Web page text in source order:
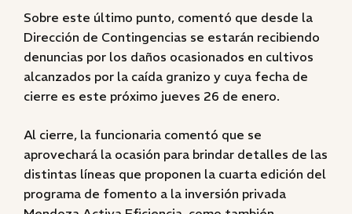
Sobre este último punto, comentó que desde la
Dirección de Contingencias se estarán recibiendo
denuncias por los daños ocasionados en cultivos
alcanzados por la caída granizo y cuya fecha de
cierre es este próximo jueves 26 de enero.
Al cierre, la funcionaria comentó que se
aprovechará la ocasión para brindar detalles de las
distintas líneas que proponen la cuarta edición del
programa de fomento a la inversión privada